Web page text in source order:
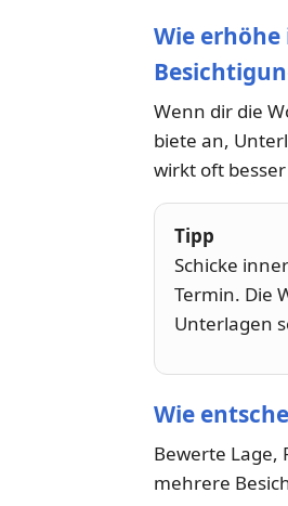
Wie erhöhe
Wenn dir die
biete an,
wirkt oft
Tipp
Schicke
Termin. Die
Unterlagen
Wie
Bewerte Lage,
mehrere